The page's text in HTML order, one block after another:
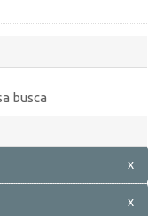
busca
x
x